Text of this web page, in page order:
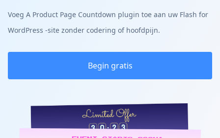
Voeg A Product Page Countdown plugin toe aan uw Flash for
WordPress -site zonder codering of hoofdpijn.
Begin gratis